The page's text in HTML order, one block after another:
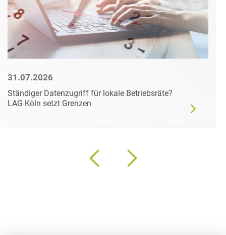
31.07.2026
Ständiger Datenzugriff für lokale Betriebsräte?
LAG Köln setzt Grenzen